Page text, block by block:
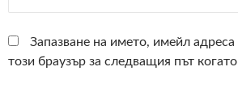
Запазване на името, имейл
този браузър за следващия път